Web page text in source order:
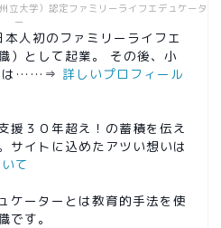
立大学）認定ファミリーライフエデュケータ
ー
人初のファミリーライフエ
）として起業。 その後、小
は……⇒ 詳しいプロフィール
援３０年超え！の蓄積を伝え
サイトに込めたアツい想いは
て
ケーターとは教育的手法を使
です。